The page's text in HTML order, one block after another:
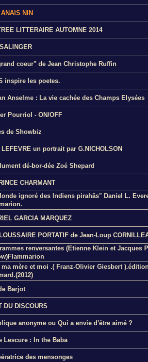
NIN
LITTERAIRE AUTOMNE 2014
coeur" de Jean Christophe Ruffin
inspire les poetes.
Anselme : La vie cachée des Champs Elysées
Pourriol - ON/OFF
de Showbiz
un portrait par G.NICHOLSON
dé-bor-dée Zoé Shepard
CHARMANT
ignoré des Indiens pirahäs" Daniel L.
GARCIA MARQUEZ
PORTATIF de Jean-Loup
renversantes (Etienne Klein et Jacques
ma mère et moi .( Franz-Olivier Giesbert
Barjot
DU DISCOURS
anonyme ou Qui a envie d'être aimé ?
Lescure : In the Baba
des mensonges